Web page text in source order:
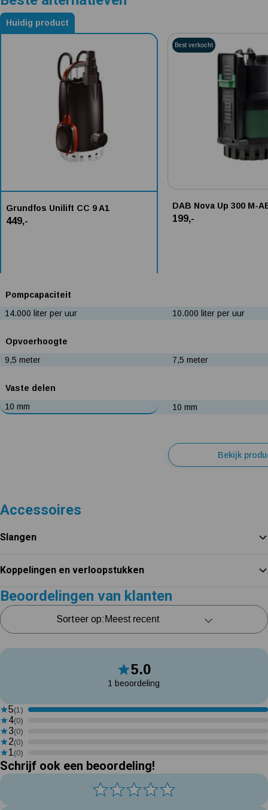
Alternatieven voor Grundfos Unilift CC 9 A1
Huidig product
Grundfos Unilift CC 9 A1
449,-
DAB Nova Up 300 M-
Best verkocht
199,-
Pompcapaciteit
14.000 liter per uur
10.000 liter per uur
Opvoerhoogte
9,5 meter
7,5 meter
Vaste delen
10 mm
10 mm
Bekijk
Accessoires
Slangen
Koppelingen en verloopstukken
Beoordelingen van klanten
Sorteer op:
5.0
1 beoordeling
5(1)
4(0)
3(0)
2(0)
1 (0)
Schrijf ook een beoordeling!